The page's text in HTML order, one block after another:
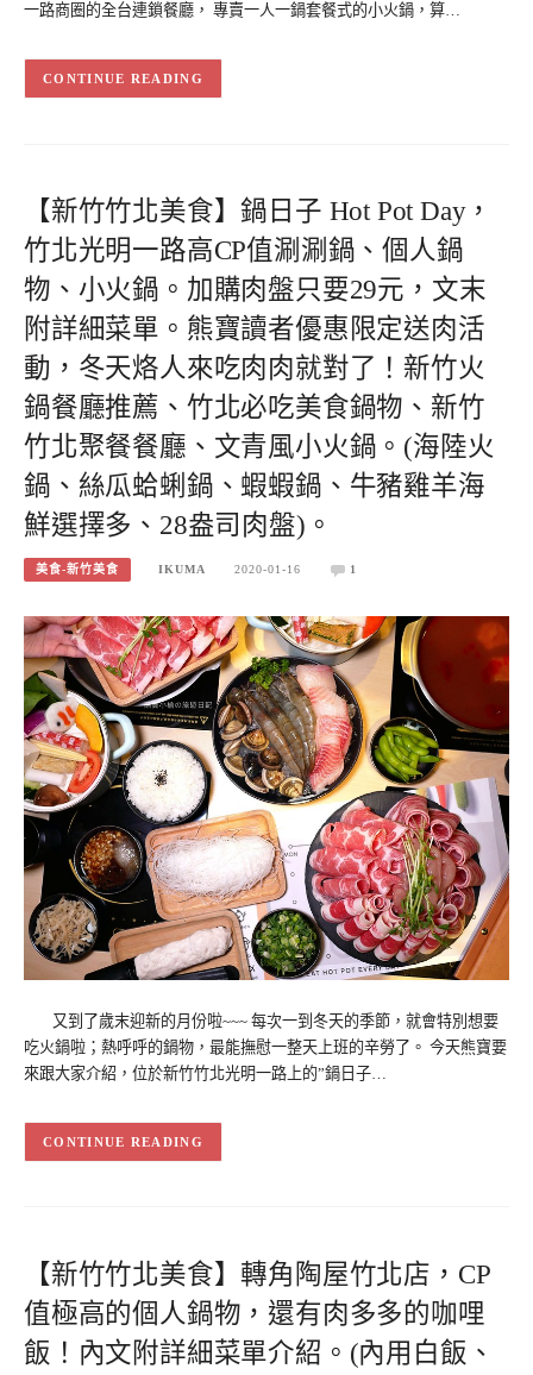
一路商圈的全台連鎖餐廳， 專賣一人一鍋套餐式的小火鍋，算…
CONTINUE READING
【新竹竹北美食】鍋日子 Hot Pot Day，
竹北光明一路高CP值涮涮鍋、個人鍋
物、小火鍋。加購肉盤只要29元，文末
附詳細菜單。熊寶讀者優惠限定送肉活
動，冬天烙人來吃肉肉就對了！新竹火
鍋餐廳推薦、竹北必吃美食鍋物、新竹
竹北聚餐餐廳、文青風小火鍋。(海陸火
鍋、絲瓜蛤蜊鍋、蝦蝦鍋、牛豬雞羊海
鮮選擇多、28盎司肉盤)。
美食-新竹美食 IKUMA 2020-01-16 1
又到了歲末迎新的月份啦~~~ 每次一到冬天的季節，就會特別想要
吃火鍋啦；熱呼呼的鍋物，最能撫慰一整天上班的辛勞了。 今天熊寶要
來跟大家介紹，位於新竹竹北光明一路上的”鍋日子…
CONTINUE READING
【新竹竹北美食】轉角陶屋竹北店，CP
值極高的個人鍋物，還有肉多多的咖哩
飯！內文附詳細菜單介紹。(內用白飯、